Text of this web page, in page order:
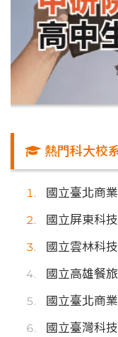
熱門科大校
國立臺北商
國立屏東科
國立雲林科
國立高雄餐
國立臺北商
國立臺灣科